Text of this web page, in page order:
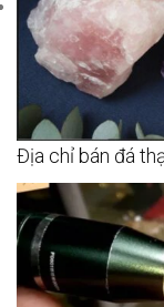
Địa chỉ bán đá